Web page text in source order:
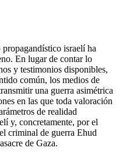
israelí ha
En lugar de contar lo
y testimonios disponibles,
común, los medios de
una guerra asimétrica
en las que toda valoración
de realidad
y, concretamente, por el
criminal de guerra Ehud
de Gaza.